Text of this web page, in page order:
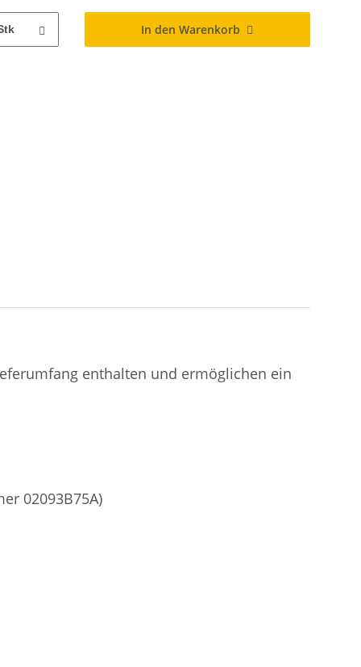
In den Warenkorb
enthalten und ermöglichen ein
02093B75A)